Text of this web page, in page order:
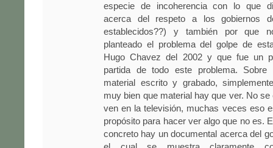
especie de incoherencia con lo que
acerca del respeto a los gobiernos
establecidos??) y también por que
planteado el problema del golpe de
Hugo Chavez del 2002 y que fue un
partida de todo este problema.
material escrito y grabado,
muy bien que material hay que ver. No se
ven en la televisión, muchas veces eso
propósito para hacer ver algo que no es.
concreto hay un documental acerca del